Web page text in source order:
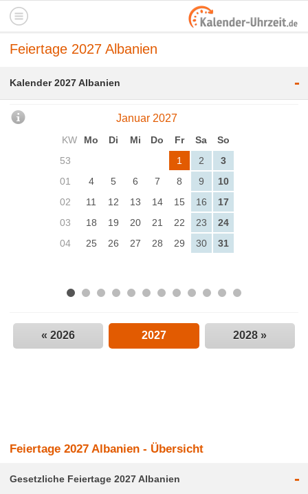
Feiertage 2027 Albanien
Kalender 2027 Albanien -
Januar 2027
KW Mo Di Mi Do Fr Sa
So
53
1 2
3
01
4 5 6 7 8 9
10
02
11 12 13 14 15 16
17
03
18 19 20 21 22 23
24
04
25 26 27 28 29 30 31
« 2026 2027 2028 »
Feiertage 2027 Albanien - Übersicht
Gesetzliche Feiertage 2027 Albanien -